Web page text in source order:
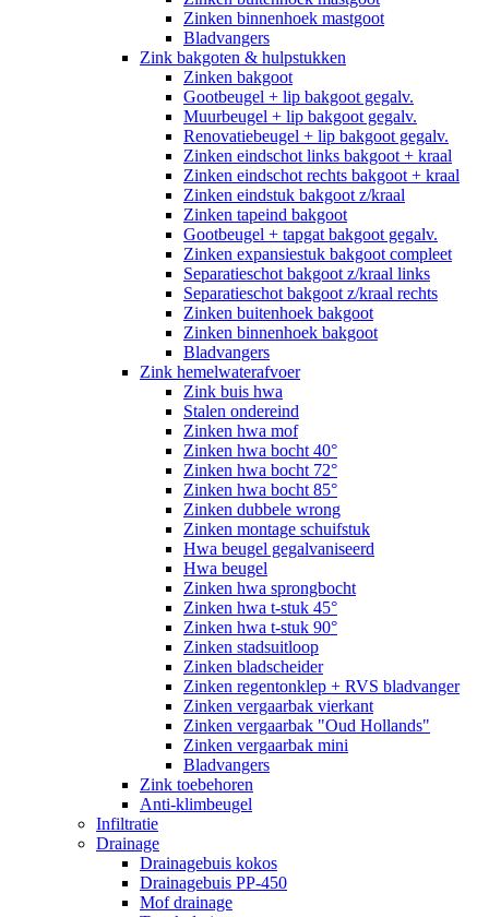
Zinken binnenhoek mastgoot
Bladvangers
Zink bakgoten & hulpstukken
Zinken bakgoot
Gootbeugel + lip bakgoot gegalv.
Muurbeugel + lip bakgoot gegalv.
Renovatiebeugel + lip bakgoot gegalv.
Zinken eindschot links bakgoot + kraal
Zinken eindschot rechts bakgoot + kraal
Zinken eindstuk bakgoot z/kraal
Zinken tapeind bakgoot
Gootbeugel + tapgat bakgoot gegalv.
Zinken expansiestuk bakgoot compleet
Separatieschot bakgoot z/kraal links
Separatieschot bakgoot z/kraal rechts
Zinken buitenhoek bakgoot
Zinken binnenhoek bakgoot
Bladvangers
Zink hemelwaterafvoer
Zink buis hwa
Stalen ondereind
Zinken hwa mof
Zinken hwa bocht 40°
Zinken hwa bocht 72°
Zinken hwa bocht 85°
Zinken dubbele wrong
Zinken montage schuifstuk
Hwa beugel gegalvaniseerd
Hwa beugel
Zinken hwa sprongbocht
Zinken hwa t-stuk 45°
Zinken hwa t-stuk 90°
Zinken stadsuitloop
Zinken bladscheider
Zinken regentonklep + RVS bladvanger
Zinken vergaarbak vierkant
Zinken vergaarbak "Oud Hollands"
Zinken vergaarbak mini
Bladvangers
Zink toebehoren
Anti-klimbeugel
Infiltratie
Drainage
Drainagebuis kokos
Drainagebuis PP-450
Mof drainage